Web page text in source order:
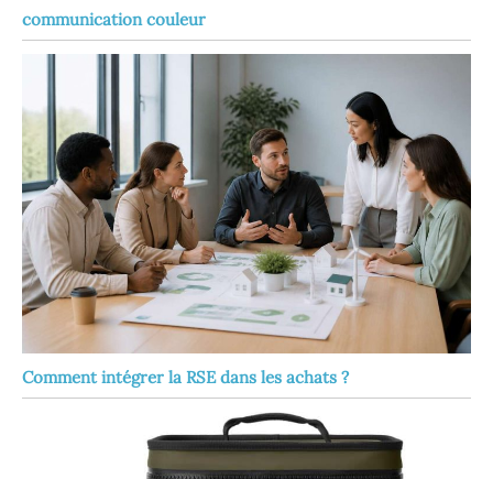
communication couleur
Comment intégrer la RSE dans les achats ?